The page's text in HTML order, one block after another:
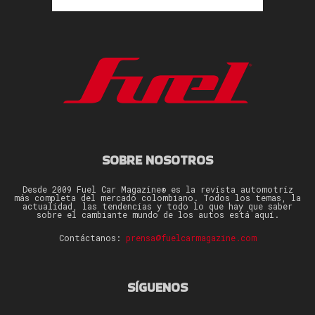
SOBRE NOSOTROS
Desde 2009 Fuel Car Magazine® es la revista automotriz
más completa del mercado colombiano. Todos los temas, la
actualidad, las tendencias y todo lo que hay que saber
sobre el cambiante mundo de los autos está aquí.
Contáctanos: prensa@fuelcarmagazine.com
SÍGUENOS